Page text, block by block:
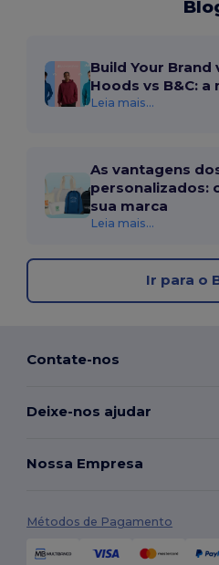
Build Your Brand
Hoods vs B&C:
Leia mais...
As vantagens
personalizados:
sua marca
Leia mais...
Ir para o
Contate-nos
Deixe-nos ajudar
Nossa Empresa
Métodos de Pagamento